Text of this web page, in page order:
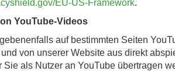
EU-US-Framework.
YouTube-Videos
auf bestimmten Seiten
von unserer Website aus direkt
Sie als Nutzer an YouTube übertragen